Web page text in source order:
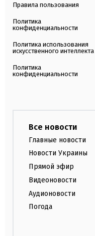
Правила пользования
Политика
конфиденциальности
Политика использования
искусственного интеллекта
Политика
конфиденциальности
Все новости
Главные новости
Новости Украины
Прямой эфир
Видеоновости
Аудионовости
Погода